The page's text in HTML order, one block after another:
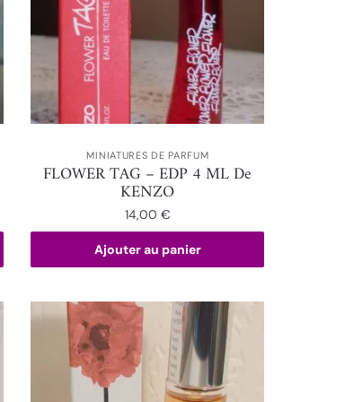
MINIATURES DE PARFUM
FLOWER TAG – EDP 4 ML De
KENZO
14,00 €
Ajouter au panier